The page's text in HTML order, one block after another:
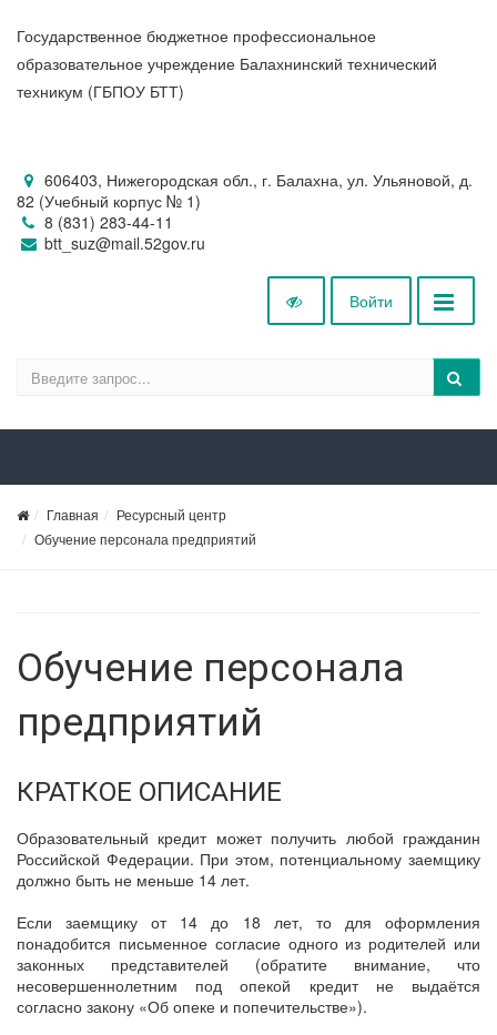
Государственное бюджетное профессиональное
образовательное учреждение Балахнинский технический
техникум (ГБПОУ БТТ)
606403, Нижегородская обл., г. Балахна, ул. Ульяновой, д.
82 (Учебный корпус № 1)
8 (831) 283-44-11
btt_suz@mail.52gov.ru
Войти
Главная
Ресурсный центр
Обучение персонала предприятий
Обучение персонала
предприятий
КРАТКОЕ ОПИСАНИЕ
Образовательный кредит может получить любой гражданин
Российской Федерации. При этом, потенциальному заемщику
должно быть не меньше 14 лет.
Если заемщику от 14 до 18 лет, то для оформления
понадобится письменное согласие одного из родителей или
законных представителей (обратите внимание, что
несовершеннолетним под опекой кредит не выдаётся
согласно закону «Об опеке и попечительстве»).